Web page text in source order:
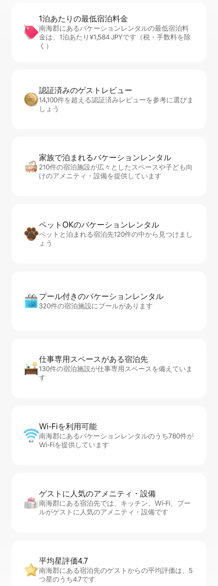
1泊あたりの最⁠低⁠宿⁠泊⁠料⁠金
南海郡にあるバケーションレンタルの最低宿泊料
金は、1泊あたり¥1,584 JPYです（税・手数料を除
く）
認証済みのゲ⁠ス⁠ト⁠レ⁠ビ⁠ュ⁠ー
14,100件を超える認証済みレビューを参考に選びま
しょう
家族で泊まれるバ⁠ケ⁠ー⁠シ⁠ョ⁠ンレ⁠ン⁠タ⁠ル
210件の宿泊施設が広々としたスペースや子ども向
けのアメニティ・設備を提供しています
ペットOKのバ⁠ケ⁠ー⁠シ⁠ョ⁠ンレ⁠ン⁠タ⁠ル
ペットと泊まれる宿泊先120件の中から見つけまし
ょう
プール付きのバ⁠ケ⁠ー⁠シ⁠ョ⁠ンレ⁠ン⁠タ⁠ル
320件の宿泊施設にプールがあります
仕事専用ス⁠ペ⁠ー⁠スがあ⁠る宿⁠泊⁠先
130件の宿泊施設が仕事専用スペースを備えていま
す
Wi-Fiを利⁠用⁠可⁠能
南海郡にあるバケーションレンタルのうち780件が
Wi-Fiを提供しています
ゲストに人⁠気⁠のア⁠メ⁠ニ⁠テ⁠ィ・設⁠備
南海郡にある宿泊先では、キッチン、Wi-Fi、プー
ルがゲストに人気のアメニティ・設備です
平均星評価4.7
南海郡にある宿泊先のゲストからの平均評価は、5
つ星のうち4.7です